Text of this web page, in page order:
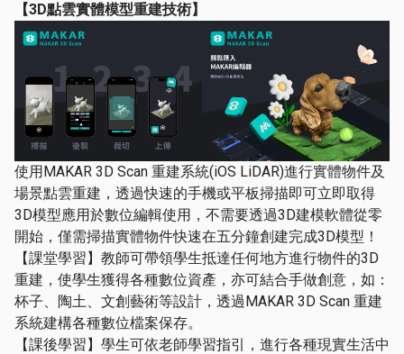
【3D點雲實體模型重建技術】
使用MAKAR 3D Scan 重建系統(iOS LiDAR)進行實體物件及
場景點雲重建，透過快速的手機或平板掃描即可立即取得
3D模型應用於數位編輯使用，不需要透過3D建模軟體從零
開始，僅需掃描實體物件快速在五分鐘創建完成3D模型！
【課堂學習】教師可帶領學生抵達任何地方進行物件的3D
重建，使學生獲得各種數位資產，亦可結合手做創意，如：
杯子、陶土、文創藝術等設計，透過MAKAR 3D Scan 重建
系統建構各種數位檔案保存。
【課後學習】學生可依老師學習指引，進行各種現實生活中